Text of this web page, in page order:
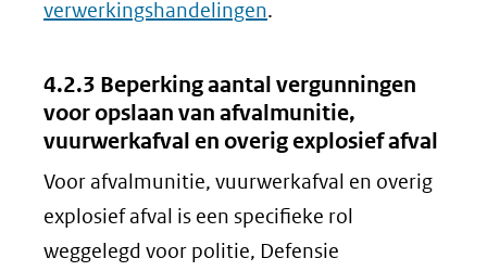
verwerkingshandelingen.
4.2.3 Beperking aantal vergunningen
voor opslaan van afvalmunitie,
vuurwerkafval en overig explosief afval
Voor afvalmunitie, vuurwerkafval en overig
explosief afval is een specifieke rol
weggelegd voor politie, Defensie